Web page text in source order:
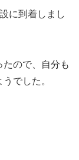
に到着しまし
ので、自分も
でした。